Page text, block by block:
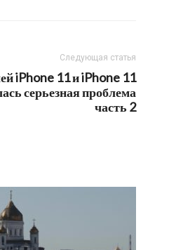
Следующая статья
iPhone 11 и iPhone 11
серьезная проблема
часть 2